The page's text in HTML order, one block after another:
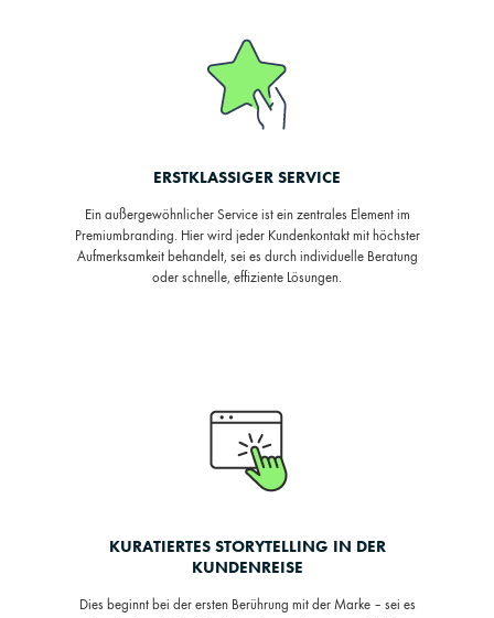
ERSTKLASSIGER SERVICE
Ein außergewöhnlicher Service ist ein zentrales Element im
Premiumbranding. Hier wird jeder Kundenkontakt mit höchster
Aufmerksamkeit behandelt, sei es durch individuelle Beratung
oder schnelle, effiziente Lösungen.
KURATIERTES STORYTELLING IN DER
KUNDENREISE
Dies beginnt bei der ersten Berührung mit der Marke – sei es